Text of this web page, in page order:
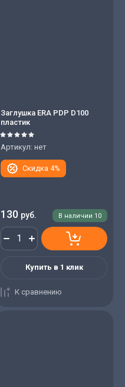
Заглушка ERA PDP D100
пластик
Артикул: нет
Скидка 4%
В наличии 10
130 руб.
Купить в 1 клик
К сравнению